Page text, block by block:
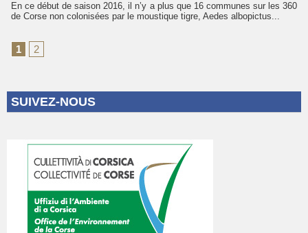
En ce début de saison 2016, il n’y a plus que 16 communes sur les 360
de Corse non colonisées par le moustique tigre, Aedes albopictus...
1 2
SUIVEZ-NOUS